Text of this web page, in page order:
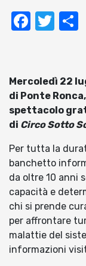
Mercoledì 22
di Ponte
spettacolo
di Circo Sotto
Per tutta la
banchetto
da oltre 10 anni
capacità e
chi si prende
per affrontare
malattie del
informazioni